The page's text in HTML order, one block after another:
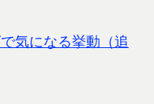
気になる挙動（追